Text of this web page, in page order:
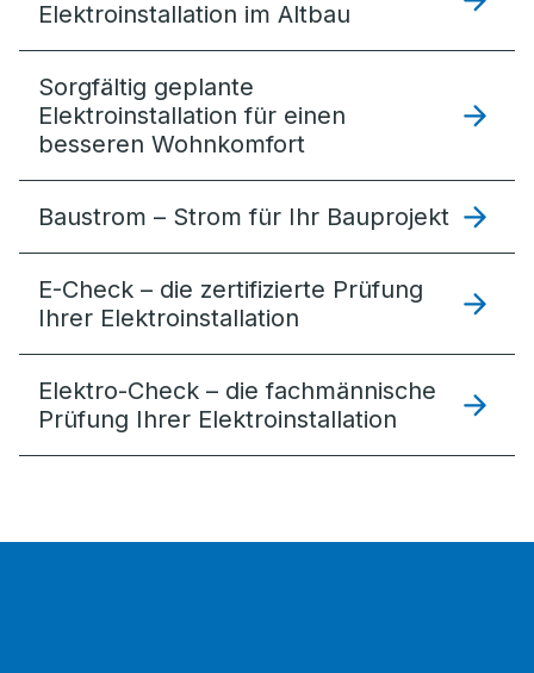
Elektroinstallation im Altbau
Sorgfältig geplante
Elektro­installation für einen
besseren Wohnkomfort
Baustrom – Strom für Ihr Bauprojekt
E-Check – die zertifizierte Prüfung
Ihrer Elektroinstallation
Elektro-Check – die fachmännische
Prüfung Ihrer Elektroinstallation